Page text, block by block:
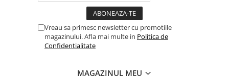
Vreau sa primesc newsletter cu promotiile
magazinului. Afla mai multe in Politica de
Confidentialitate
MAGAZINUL MEU